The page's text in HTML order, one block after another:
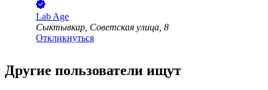
Lab Age
Сыктывкар, Советская улица, 8
Откликнуться
Другие пользователи ищут